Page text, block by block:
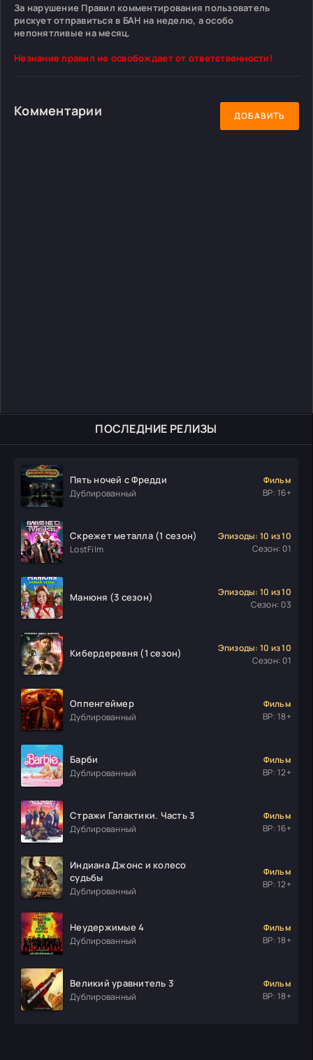
ПОСЛЕДНИЕ РЕЛИЗЫ
Пять ночей с Фредди
Дублированный
Фильм
ВР: 16+
Скрежет металла (1 сезон)
LostFilm
Эпизоды: 10 из 10
Сезон: 01
Манюня (3 сезон)
Эпизоды: 10 из 10
Сезон: 03
Кибердеревня (1 сезон)
Эпизоды: 10 из 10
Сезон: 01
Оппенгеймер
Дублированный
Фильм
ВР: 18+
Барби
Дублированный
Фильм
ВР: 12+
Стражи Галактики. Часть 3
Дублированный
Фильм
ВР: 16+
Индиана Джонс и колесо
судьбы
Дублированный
Фильм
ВР: 12+
Неудержимые 4
Дублированный
Фильм
ВР: 18+
Великий уравнитель 3
Дублированный
Фильм
ВР: 18+
За нарушение Правил комментирования пользователь
рискует отправиться в БАН на неделю, а особо
непонятливые на месяц.
Незнание правил не освобождает от ответственности!
Комментарии ДОБАВИТЬ